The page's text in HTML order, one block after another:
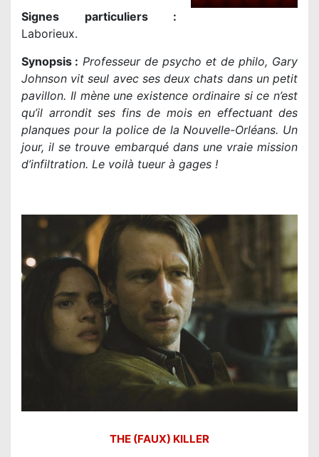
Signes particuliers :
Laborieux.
Synopsis : Professeur de psycho et de philo, Gary
Johnson vit seul avec ses deux chats dans un petit
pavillon. Il mène une existence ordinaire si ce n’est
qu’il arrondit ses fins de mois en effectuant des
planques pour la police de la Nouvelle-Orléans. Un
jour, il se trouve embarqué dans une vraie mission
d’infiltration. Le voilà tueur à gages !
THE (FAUX) KILLER